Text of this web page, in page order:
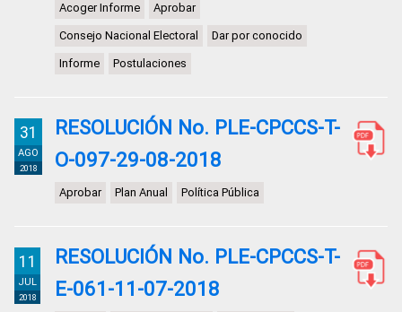
Acoger Informe Aprobar
Consejo Nacional Electoral Dar por conocido
Informe Postulaciones
31
AGO
2018
RESOLUCIÓN No. PLE-CPCCS-T-
O-097-29-08-2018
Aprobar Plan Anual Política Pública
11
JUL
2018
RESOLUCIÓN No. PLE-CPCCS-T-
E-061-11-07-2018